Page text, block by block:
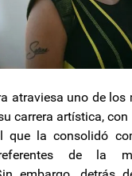
atraviesa uno de
carrera artística,
que la consolidó
de la